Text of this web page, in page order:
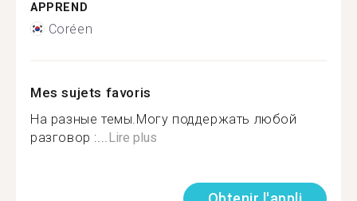
APPREND
Coréen
Mes sujets favoris
На разные темы.Могу поддержать любой
разговор :... Lire plus